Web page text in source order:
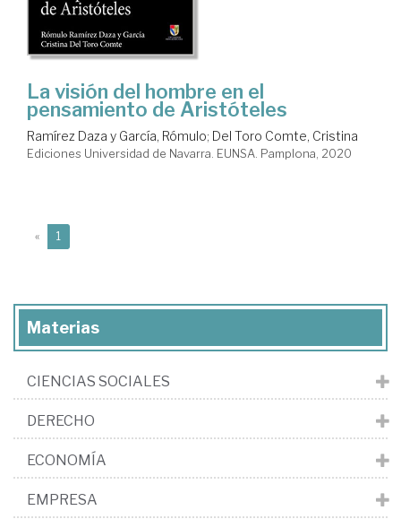
La visión del hombre en el
pensamiento de Aristóteles
Ramírez Daza y García, Rómulo; Del Toro Comte, Cristina
Ediciones Universidad de Navarra. EUNSA. Pamplona, 2020
« 1
Materias
CIENCIAS SOCIALES
DERECHO
ECONOMÍA
EMPRESA